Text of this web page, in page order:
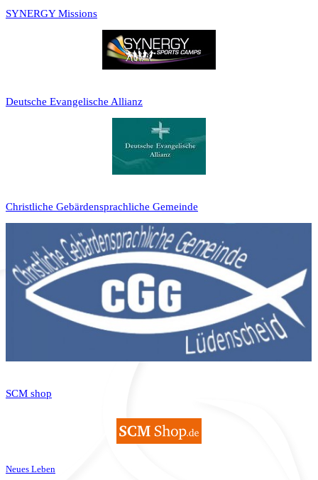
SYNERGY Missions
Deutsche Evangelische Allianz
Christliche Gebärdensprachliche Gemeinde
SCM shop
Neues Leben